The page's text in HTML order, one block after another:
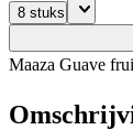
8 stuks
Maaza Guave